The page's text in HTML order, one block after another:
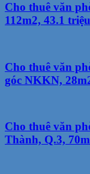
Cho thuê văn
112m2, 43.1
Cho thuê văn
góc NKKN,
Cho thuê văn
Thành, Q.3,